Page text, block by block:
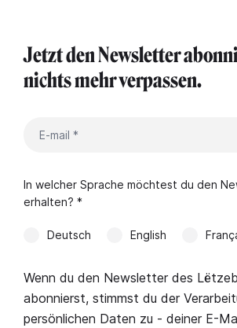
Jetzt den Newsletter
nichts mehr verpassen.
In welcher Sprache möchtest du den
erhalten? *
Deutsch English
Wenn du den Newsletter des
abonnierst, stimmst du der
persönlichen Daten zu - deiner E-